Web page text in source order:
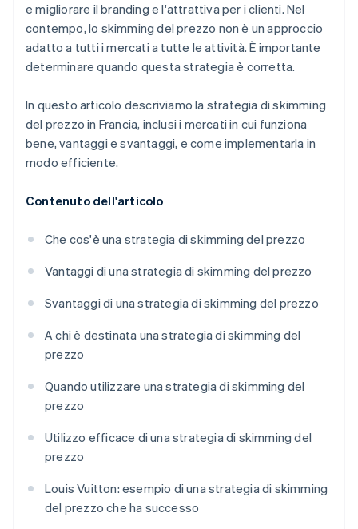
e migliorare il branding e l'attrattiva per i clienti. Nel
contempo, lo skimming del prezzo non è un approccio
adatto a tutti i mercati a tutte le attività. È importante
determinare quando questa strategia è corretta.
In questo articolo descriviamo la strategia di skimming
del prezzo in Francia, inclusi i mercati in cui funziona
bene, vantaggi e svantaggi, e come implementarla in
modo efficiente.
Contenuto dell'articolo
Che cos'è una strategia di skimming del prezzo
Vantaggi di una strategia di skimming del prezzo
Svantaggi di una strategia di skimming del prezzo
A chi è destinata una strategia di skimming del
prezzo
Quando utilizzare una strategia di skimming del
prezzo
Utilizzo efficace di una strategia di skimming del
prezzo
Louis Vuitton: esempio di una strategia di skimming
del prezzo che ha successo